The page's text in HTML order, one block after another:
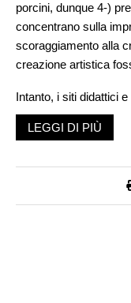
porcini, dunque 4-)
concentrano sulla
scoraggiamento alla
creazione artistica
Intanto, i siti didattici
vantaggi neurologici
o fingono di
veloce, quarto: sii,
LEGGI DI PIÙ